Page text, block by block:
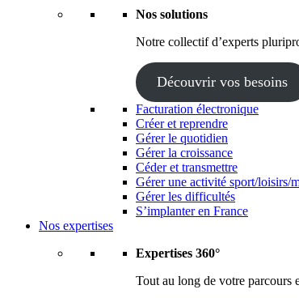
Nos solutions
Notre collectif d’experts
Découvrir vos besoins
Facturation électronique
Créer et reprendre
Gérer le quotidien
Gérer la croissance
Céder et transmettre
Gérer une activité sport/loisirs/
Gérer les difficultés
S’implanter en France
Nos expertises
Expertises 360°
Tout au long de votre parcours